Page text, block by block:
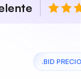
.BID